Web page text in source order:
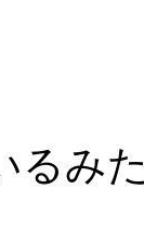
るみた